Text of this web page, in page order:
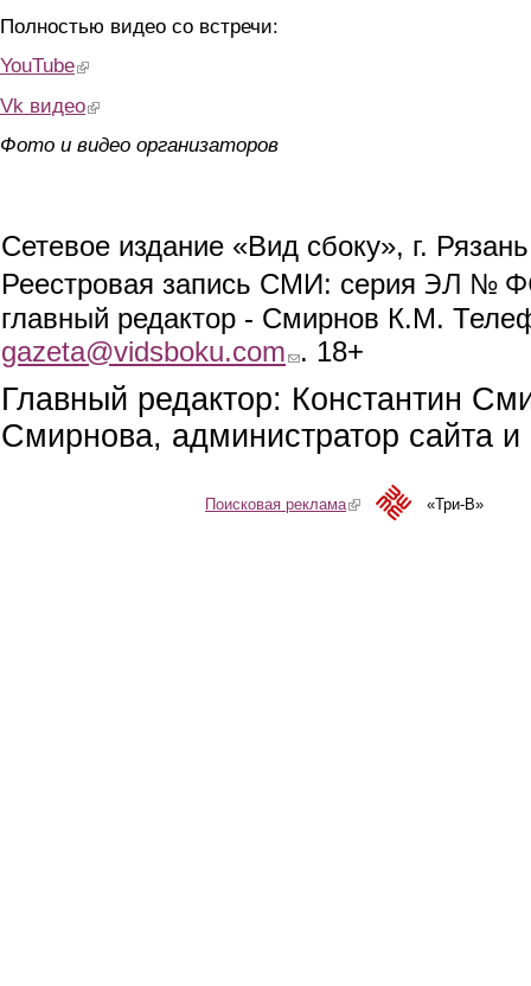
Полностью видео со встречи:
YouTube(link is external)
Vk видео(link is external)
Фото и видео организаторов
Сетевое издание «Вид сбоку», г.
Реестровая запись СМИ: серия ЭЛ №
главный редактор - Смирнов К.М.
gazeta@vidsboku.com (link sends e-mail)
. 18+
Главный редактор: Константин
Смирнова, администратор сайта
Поисковая реклама(link is external)«Три-В»